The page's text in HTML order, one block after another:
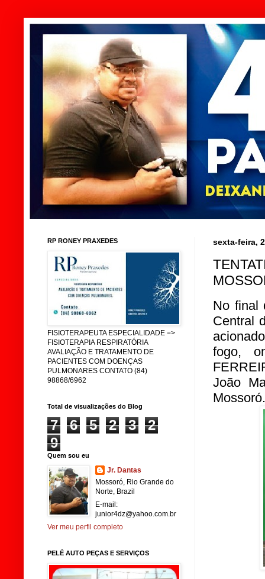
sexta-feira,
No final
Central
fogo,
João
RP RONEY PRAXEDES
FISIOTERAPEUTA ESPECIALIDADE =>
FISIOTERAPIA RESPIRATÓRIA
AVALIAÇÃO E TRATAMENTO DE
PACIENTES COM DOENÇAS
PULMONARES CONTATO (84)
98868/6962
Total de visualizações do Blog
7 6 5 2 3
2
9
Quem sou eu
Jr. Dantas
Mossoró, Rio Grande do
Norte, Brazil
E-mail:
junior4dz@yahoo.com.br
Ver meu perfil completo
PELÉ AUTO PEÇAS E SERVIÇOS